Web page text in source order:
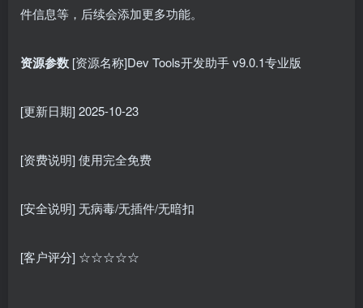
件信息等，后续会添加更多功能。
资源参数 [资源名称]Dev Tools开发助手 v9.0.1专业版
[更新日期] 2025-10-23
[资费说明] 使用完全免费
[安全说明] 无病毒/无插件/无暗扣
[客户评分] ☆☆☆☆☆